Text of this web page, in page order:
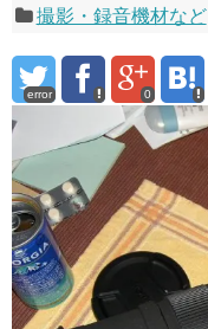
撮影・録音機材など
error 0